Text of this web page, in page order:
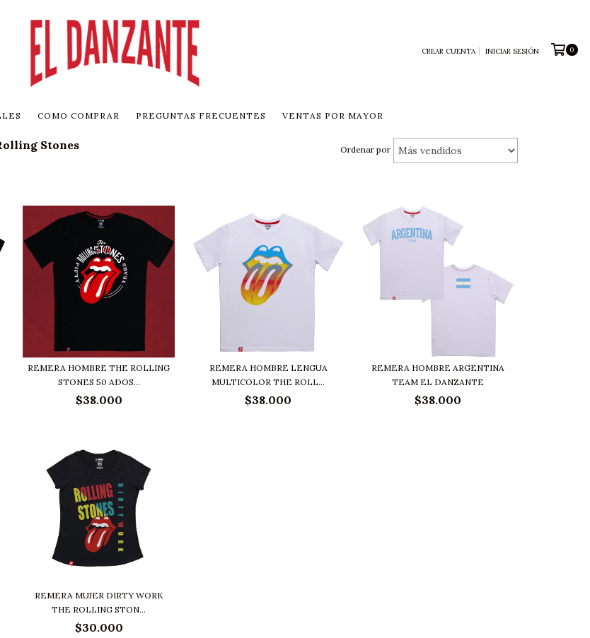
CREAR CUENTA INICIAR SESIÓN 0
COMO COMPRAR PREGUNTAS FRECUENTES VENTAS POR MAYOR
Stones Ordenar por
REMERA HOMBRE THE ROLLING
STONES 50 AÐOS...
$38.000
REMERA HOMBRE LENGUA
MULTICOLOR THE ROLL...
$38.000
REMERA HOMBRE ARGENTINA
TEAM EL DANZANTE
$38.000
REMERA MUJER DIRTY WORK
THE ROLLING STON...
$30.000